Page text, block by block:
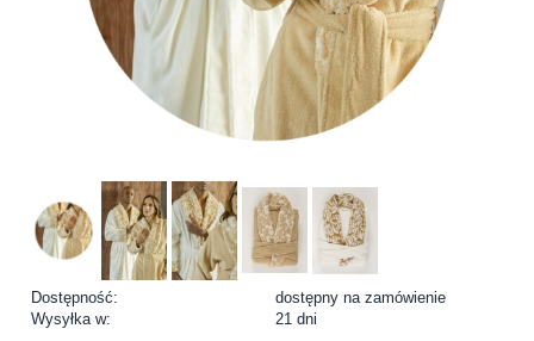
Dostępność:
dostępny na zamówienie
Wysyłka w:
21 dni